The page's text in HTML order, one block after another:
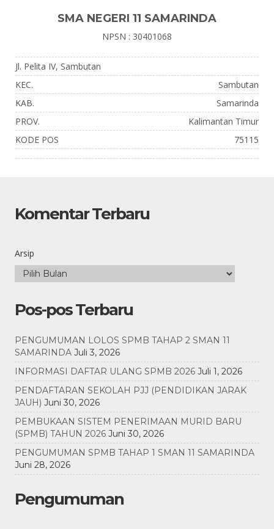
SMA NEGERI 11 SAMARINDA
NPSN : 30401068
Jl. Pelita IV, Sambutan
KEC.
Sambutan
KAB.
Samarinda
PROV.
Kalimantan Timur
KODE POS
75115
Komentar Terbaru
Arsip
Pos-pos Terbaru
PENGUMUMAN LOLOS SPMB TAHAP 2 SMAN 11
SAMARINDA Juli 3, 2026
INFORMASI DAFTAR ULANG SPMB 2026 Juli 1, 2026
PENDAFTARAN SEKOLAH PJJ (PENDIDIKAN JARAK
JAUH) Juni 30, 2026
PEMBUKAAN SISTEM PENERIMAAN MURID BARU
(SPMB) TAHUN 2026 Juni 30, 2026
PENGUMUMAN SPMB TAHAP 1 SMAN 11 SAMARINDA
Juni 28, 2026
Pengumuman